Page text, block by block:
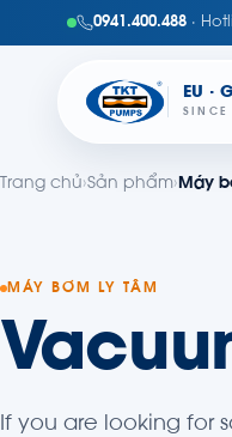
0941.400.488 ·
EU ·
SINCE
Trang chủ›Sản phẩm›Máy
MÁY BƠM LY TÂM
If you are looking for